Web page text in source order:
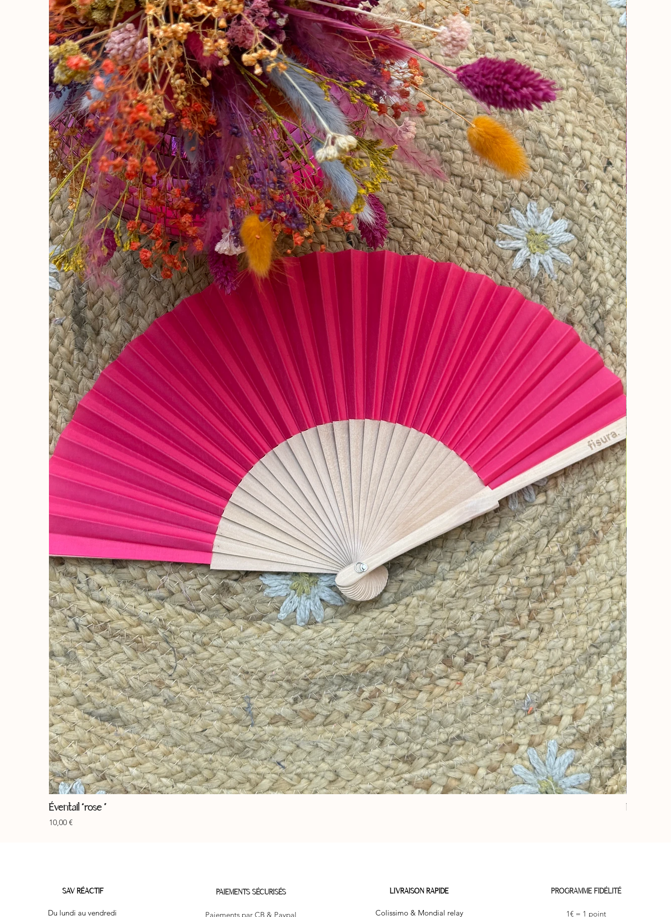
Éventail “rose ”
Prix
10,00 €
Éventail
SAV RÉACTIF
Du lundi au vendredi
PAIEMENTS SÉCURISÉS
Paiements par CB & Paypal
LIVRAISON RAPIDE
Colissimo & Mondial relay
PROGRAMME FIDÉLITÉ
1€ = 1 point